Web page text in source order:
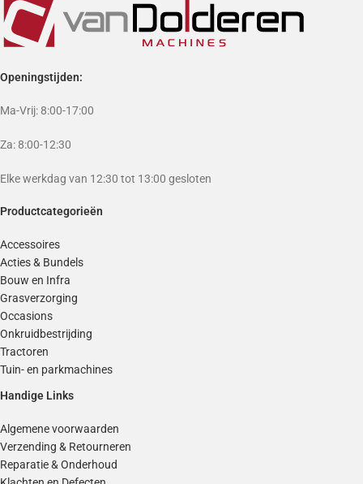
Openingstijden:
Ma-Vrij: 8:00-17:00
Za: 8:00-12:30
Elke werkdag van 12:30 tot 13:00 gesloten
Productcategorieën
Accessoires
Acties & Bundels
Bouw en Infra
Grasverzorging
Occasions
Onkruidbestrijding
Tractoren
Tuin- en parkmachines
Handige Links
Algemene voorwaarden
Verzending & Retourneren
Reparatie & Onderhoud